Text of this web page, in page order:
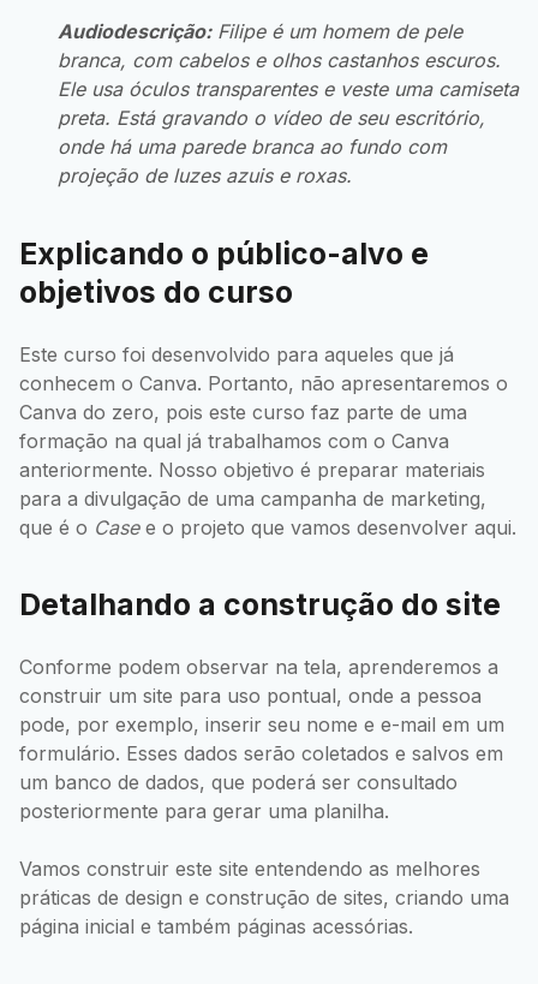
Audiodescrição:Filipe é um homem de pele
branca, com cabelos e olhos castanhos escuros.
Ele usa óculos transparentes e veste uma camiseta
preta. Está gravando o vídeo de seu escritório,
onde há uma parede branca ao fundo com
projeção de luzes azuis e roxas.
Explicando o público-alvo e
objetivos do curso
Este curso foi desenvolvido para aqueles que já
conhecem o Canva. Portanto, não apresentaremos o
Canva do zero, pois este curso faz parte de uma
formação na qual já trabalhamos com o Canva
anteriormente. Nosso objetivo é preparar materiais
para a divulgação de uma campanha de marketing,
que é o Casee o projeto que vamos desenvolver aqui.
Detalhando a construção do site
Conforme podem observar na tela, aprenderemos a
construir um site para uso pontual, onde a pessoa
pode, por exemplo, inserir seu nome e e-mail em um
formulário. Esses dados serão coletados e salvos em
um banco de dados, que poderá ser consultado
posteriormente para gerar uma planilha.
Vamos construir este site entendendo as melhores
práticas de design e construção de sites, criando uma
página inicial e também páginas acessórias.